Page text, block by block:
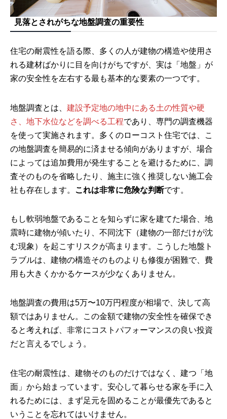
見落とされがちな地盤調査の重要性
住宅の耐震性を語る際、多くの人が建物の構造や使用さ
れる建材ばかりに目を向けがちですが、実は「地盤」が
家の安全性を左右する最も基本的な要素の一つです。
地盤調査とは、 建設予定地の地中にある土の性質や硬
さ、地下水位などを調べる工程であり、専門の調査機器
を使って実施されます。多くのローコスト住宅では、こ
の地盤調査を簡易的に済ませる傾向がありますが、場合
によっては追加費用が発生することを避けるために、調
査そのものを省略したり、施主に強く推奨しない施工会
社も存在します。 これは非常に危険な判断です。
もし軟弱地盤であることを知らずに家を建てた場合、地
震時に建物が傾いたり、不同沈下（建物の一部だけが沈
む現象）を起こすリスクが高まります。こうした地盤ト
ラブルは、建物の構造そのものよりも修復が困難で、費
用も大きくかかるケースが少なくありません。
地盤調査の費用は5万〜10万円程度が相場で、決して高
額ではありません。この金額で建物の安全性を確保でき
ると考えれば、非常にコストパフォーマンスの良い投資
だと言えるでしょう。
住宅の耐震性は、建物そのものだけではなく、建つ「地
面」から始まっています。安心して暮らせる家を手に入
れるためには、まず足元を固めることが最優先であると
いうことを忘れてはいけません。